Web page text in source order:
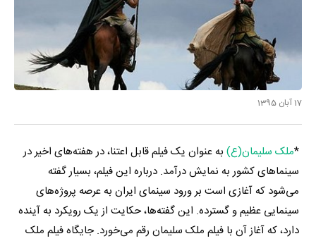
17 آبان 1395
*ملک سلیمان(ع) به عنوان یک فیلم قابل اعتنا، در هفته‌های اخیر در
سینماهای کشور به نمایش درآمد. درباره‌ این فیلم، بسیار گفته
می‌شود که آغازی است بر ورود سینمای ایران به عرصه پروژه‌های
سینمایی عظیم و گسترده. این گفته‌ها، حکایت از یک رویکرد به آینده
دارد، که آغاز آن با فیلم ملک سلیمان رقم می‌خورد. جایگاه فیلم ملک